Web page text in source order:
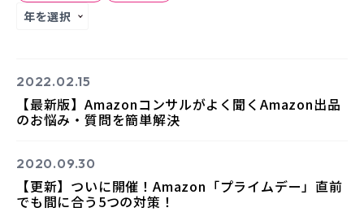
2022.02.15
【最新版】Amazonコンサルがよく聞くAmazon出品
のお悩み・質問を簡単解決
2020.09.30
【更新】ついに開催！Amazon「プライムデー」直前
でも間に合う5つの対策！